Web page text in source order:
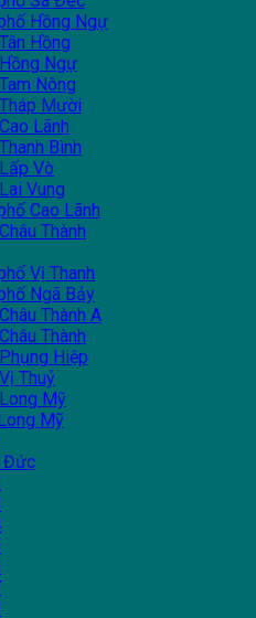
Hồng Ngự
Hồng
Ngự
Nông
Mười
Lãnh
Bình
Vò
Vung
Cao Lãnh
Thành
Vị Thanh
Ngã Bảy
Thành A
Thành
Hiệp
Thuỷ
Mỹ
Mỹ
Đức